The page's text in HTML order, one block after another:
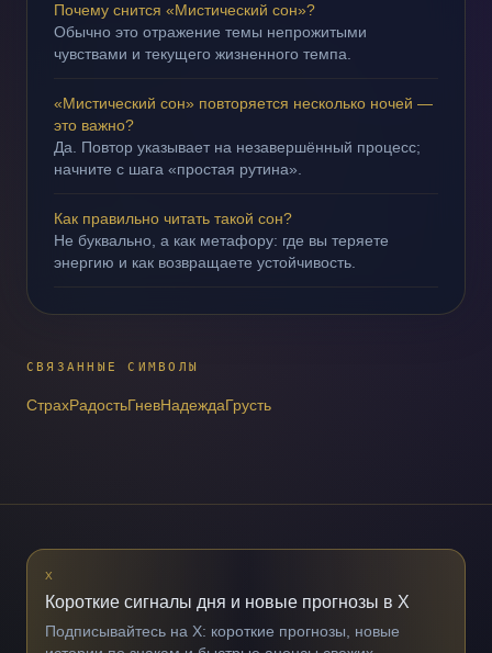
Почему снится «Мистический сон»?
Обычно это отражение темы непрожитыми
чувствами и текущего жизненного темпа.
«Мистический сон» повторяется несколько ночей —
это важно?
Да. Повтор указывает на незавершённый процесс;
начните с шага «простая рутина».
Как правильно читать такой сон?
Не буквально, а как метафору: где вы теряете
энергию и как возвращаете устойчивость.
СВЯЗАННЫЕ СИМВОЛЫ
СтрахРадостьГневНадеждаГрусть
X
Короткие сигналы дня и новые прогнозы в X
Подписывайтесь на X: короткие прогнозы, новые